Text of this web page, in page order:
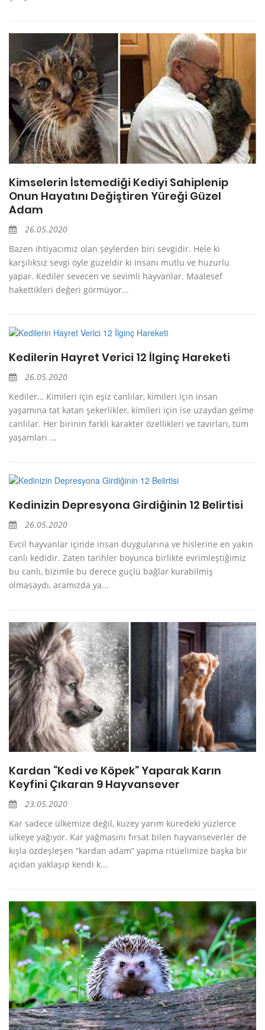
Kimselerin İstemediği Kediyi Sahiplenip
Onun Hayatını Değiştiren Yüreği Güzel
Adam
26.05.2020
Bazen ihtiyacımız olan şeylerden biri sevgidir. Hele ki
karşılıksız sevgi öyle güzeldir ki insanı mutlu ve huzurlu
yapar. Kediler sevecen ve sevimli hayvanlar. Maalesef
hakettikleri değeri görmüyor...
Kedilerin Hayret Verici 12 İlginç Hareketi
26.05.2020
Kediler… Kimileri için eşiz canlılar, kimileri için insan
yaşamına tat katan şekerlikler, kimileri için ise uzaydan gelme
canlılar. Her birinin farklı karakter özellikleri ve tavırları, tüm
yaşamları ...
Kedinizin Depresyona Girdiğinin 12 Belirtisi
26.05.2020
Evcil hayvanlar içinde insan duygularına ve hislerine en yakın
canlı kedidir. Zaten tarihler boyunca birlikte evrimleştiğimiz
bu canlı, bizimle bu derece güçlü bağlar kurabilmiş
olmasaydı, aramızda ya...
Kardan “Kedi ve Köpek” Yaparak Karın
Keyfini Çıkaran 9 Hayvansever
23.05.2020
Kar sadece ülkemize değil, kuzey yarım küredeki yüzlerce
ülkeye yağıyor. Kar yağmasını fırsat bilen hayvanseverler de
kışla özdeşleşen “kardan adam” yapma ritüelimize başka bir
açıdan yaklaşıp kendi k...